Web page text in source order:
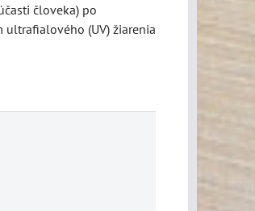
človeka) po
(UV) žiarenia